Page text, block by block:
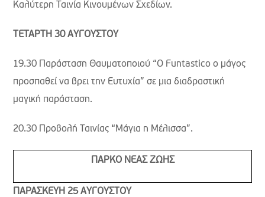
Καλύτερη Ταινία Κινουμένων Σχεδίων.
ΤΕΤΑΡΤΗ 30 ΑΥΓΟΥΣΤΟΥ
19.30 Παράσταση Θαυματοποιού “Ο Funtastico ο μάγος
προσπαθεί να βρει την Ευτυχία” σε μια διαδραστική
μαγική παράσταση.
20.30 Προβολή Ταινίας “Μάγια η Μέλισσα”.
ΠΑΡΚΟ ΝΕΑΣ ΖΩΗΣ
ΠΑΡΑΣΚΕΥΗ 25 ΑΥΓΟΥΣΤΟΥ